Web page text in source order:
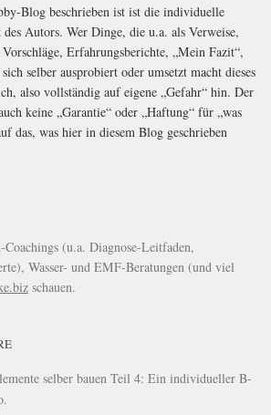
Blog beschrieben ist ist die individuelle
Autors. Wer Dinge, die u.a. als Verweise,
Erfahrungsberichte, „Mein Fazit“,
selber ausprobiert oder umsetzt macht dieses
also vollständig auf eigene „Gefahr“ hin. Der
keine „Garantie“ oder „Haftung“ für „was
das, was hier in diesem Blog geschrieben
(u.a. Diagnose-Leitfaden,
Wasser- und EMF-Beratungen (und viel
schauen.
selber bauen Teil 4: Ein individueller B-